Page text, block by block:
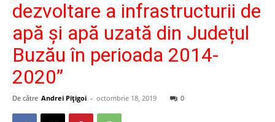
dezvoltare a infrastructurii de
apă și apă uzată din Județul
Buzău în perioada 2014-
2020”
De către Andrei Pițigoi - octombrie 18, 2019 0